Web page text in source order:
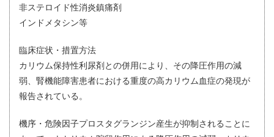
非ステロイド性消炎鎮痛剤
インドメタシン等
臨床症状・措置方法
カリウム保持性利尿剤との併用により、その降圧作用の減
弱、腎機能障害患者における重度の高カリウム血症の発現が
報告されている。
機序・危険因子プロスタグランジン産生が抑制されることに